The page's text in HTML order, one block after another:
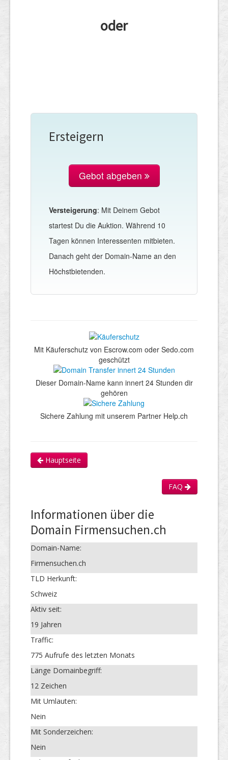
oder
Ersteigern
Gebot abgeben
Versteigerung: Mit Deinem Gebot
startest Du die Auktion. Während 10
Tagen können Interessenten mitbieten.
Danach geht der Domain-Name an den
Höchstbietenden.
Mit Käuferschutz von Escrow.com oder Sedo.com
geschützt
Dieser Domain-Name kann innert 24 Stunden dir
gehören
Sichere Zahlung mit unserem Partner Help.ch
Hauptseite
FAQ
Informationen über die
Domain Firmensuchen.ch
Domain-Name:
Firmensuchen.ch
TLD Herkunft:
Schweiz
Aktiv seit:
19 Jahren
Traffic:
775 Aufrufe des letzten Monats
Länge Domainbegriff:
12 Zeichen
Mit Umlauten:
Nein
Mit Sonderzeichen:
Nein